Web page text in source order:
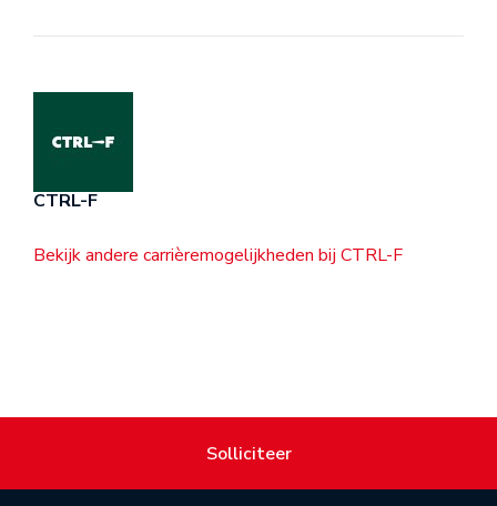
CTRL-F
Bekijk andere carrièremogelijkheden bij CTRL-F
Solliciteer